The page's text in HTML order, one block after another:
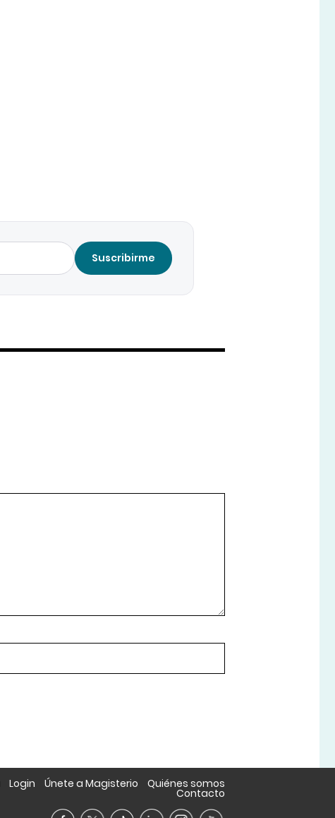
Suscribirme
Login Únete a Magisterio Quiénes somos
Contacto